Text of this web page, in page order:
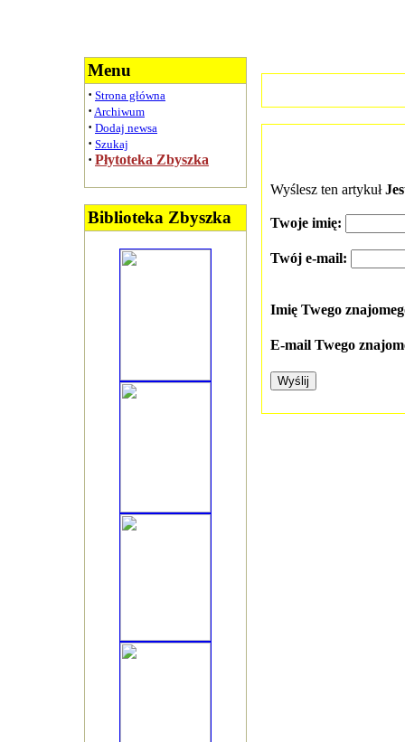
Menu
· Strona główna
· Archiwum
· Dodaj newsa
· Szukaj
· Płytoteka Zbyszka
Biblioteka Zbyszka
Wyślesz ten artykuł
Twoje imię:
Twój e-mail:
Imię Twego
E-mail Twego